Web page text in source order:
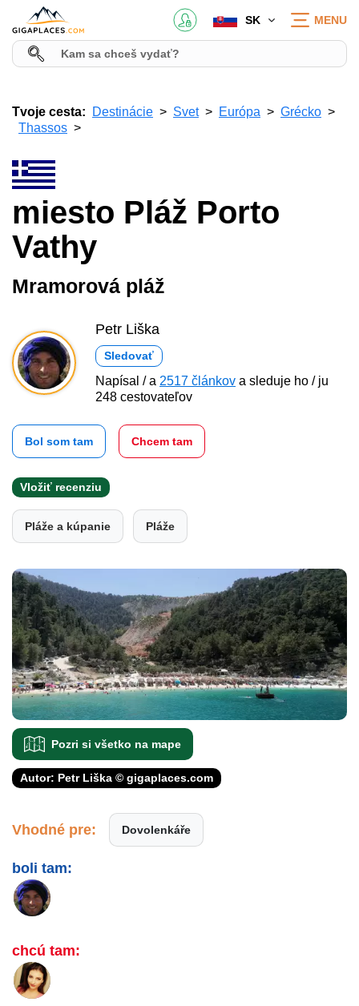
SK MENU
Tvoje cesta: Destinácie Svet Európa
Grécko
Thassos
miesto Pláž Porto
Vathy
Mramorová pláž
Petr Liška
Sledovať
Napísal / a 2517 článkov a sleduje ho / ju
248 cestovateľov
Bol som tam Chcem tam
Vložiť recenziu
Pláže a kúpanie Pláže
Pozri si všetko na mape
Autor: Petr Liška © gigaplaces.com
Vhodné pre: Dovolenkáře
boli tam:
chcú tam: